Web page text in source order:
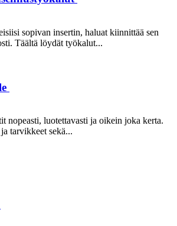
sopivan insertin, haluat kiinnittää sen
Täältä löydät työkalut...
nopeasti, luotettavasti ja oikein joka kerta.
tarvikkeet sekä...